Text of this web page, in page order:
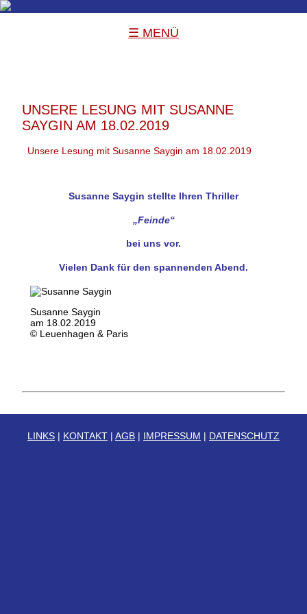
☰ MENÜ
UNSERE LESUNG MIT SUSANNE
SAYGIN AM 18.02.2019
Unsere Lesung mit Susanne Saygin am 18.02.2019
Susanne Saygin stellte Ihren Thriller
„Feinde“
bei uns vor.
Vielen Dank für den spannenden Abend.
Susanne Saygin
am 18.02.2019
© Leuenhagen & Paris
LINKS | KONTAKT | AGB | IMPRESSUM | DATENSCHUTZ